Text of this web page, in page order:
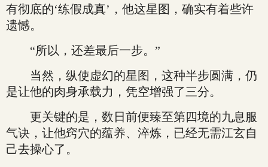
有彻底的‘练假成真’，他这星图，确实有着些许
遗憾。
“所以，还差最后一步。”
当然，纵使虚幻的星图，这种半步圆满，仍
是让他的肉身承载力，凭空增强了三分。
更关键的是，数日前便臻至第四境的九息服
气诀，让他窍穴的蕴养、淬炼，已经无需江玄自
己去操心了。